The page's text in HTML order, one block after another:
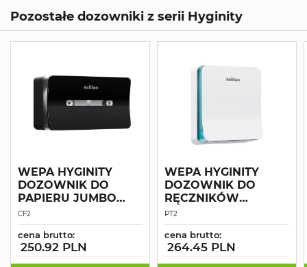
Pozostałe dozowniki z serii Hyginity
WEPA HYGINITY
DOZOWNIK DO
PAPIERU JUMBO
CENTERFEED
CZARNY
CF2
cena brutto:
250.92 PLN
WEPA HYGINITY
DOZOWNIK DO
RĘCZNIKÓW
INTERFOLD MAŁY
BIAŁY
PT2
cena brutto:
264.45 PLN